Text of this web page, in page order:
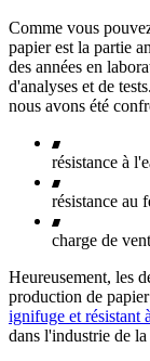
Comme vous
papier est la partie
des années en
d'analyses et de
nous avons été
résistance à
résistance au
charge de
Heureusement, les
production de
ignifuge et résistant
dans l'industrie de